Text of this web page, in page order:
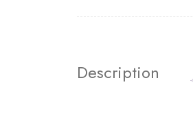
Description